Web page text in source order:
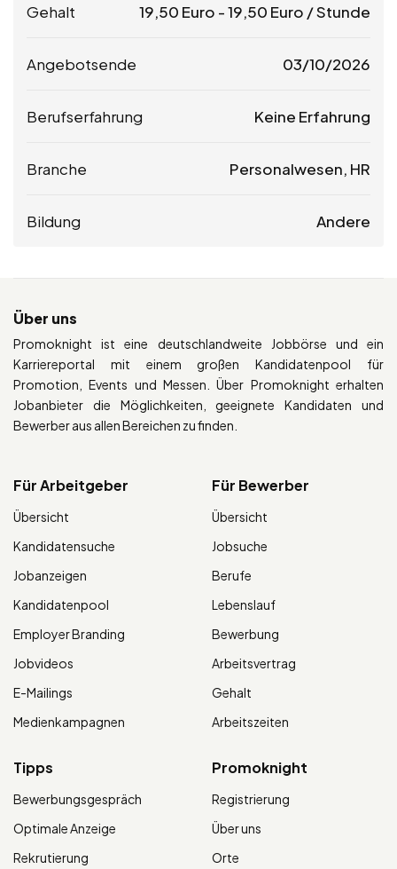
Gehalt 19,50 Euro -19,50 Euro / Stunde
Angebotsende 03/10/2026
Berufserfahrung Keine Erfahrung
Branche Personalwesen, HR
Bildung Andere
Über uns
Promoknight ist eine deutschlandweite Jobbörse und ein
Karriereportal mit einem großen Kandidatenpool für
Promotion, Events und Messen. Über Promoknight erhalten
Jobanbieter die Möglichkeiten, geeignete Kandidaten und
Bewerber aus allen Bereichen zu finden.
Für Arbeitgeber
Übersicht
Kandidatensuche
Jobanzeigen
Kandidatenpool
Employer Branding
Jobvideos
E-Mailings
Medienkampagnen
Für Bewerber
Übersicht
Jobsuche
Berufe
Lebenslauf
Bewerbung
Arbeitsvertrag
Gehalt
Arbeitszeiten
Tipps
Bewerbungsgespräch
Optimale Anzeige
Rekrutierung
Promoknight
Registrierung
Über uns
Orte